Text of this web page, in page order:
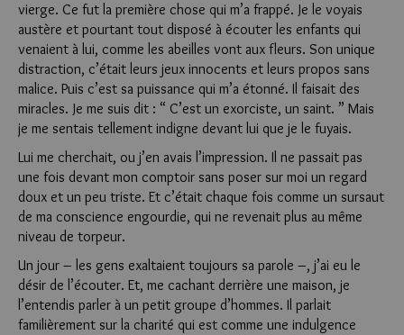
vierge. Ce fut la première chose qui m’a frappé. Je le voyais
austère et pourtant tout disposé à écouter les enfants qui
venaient à lui, comme les abeilles vont aux fleurs. Son unique
distraction, c’était leurs jeux innocents et leurs propos sans
malice. Puis c’est sa puissance qui m’a étonné. Il faisait des
miracles. Je me suis dit : “ C’est un exorciste, un saint. ” Mais
je me sentais tellement indigne devant lui que je le fuyais.
Lui me cherchait, ou j’en avais l’impression. Il ne passait pas
une fois devant mon comptoir sans poser sur moi un regard
doux et un peu triste. Et c’était chaque fois comme un sursaut
de ma conscience engourdie, qui ne revenait plus au même
niveau de torpeur.
Un jour – les gens exaltaient toujours sa parole –, j’ai eu le
désir de l’écouter. Et, me cachant derrière une maison, je
l’entendis parler à un petit groupe d’hommes. Il parlait
familièrement sur la charité qui est comme une indulgence